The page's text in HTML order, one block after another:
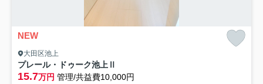
NEW
大田区池上
プレール・ドゥーク池上Ⅱ
15.7万円 管理/共益費10,000円